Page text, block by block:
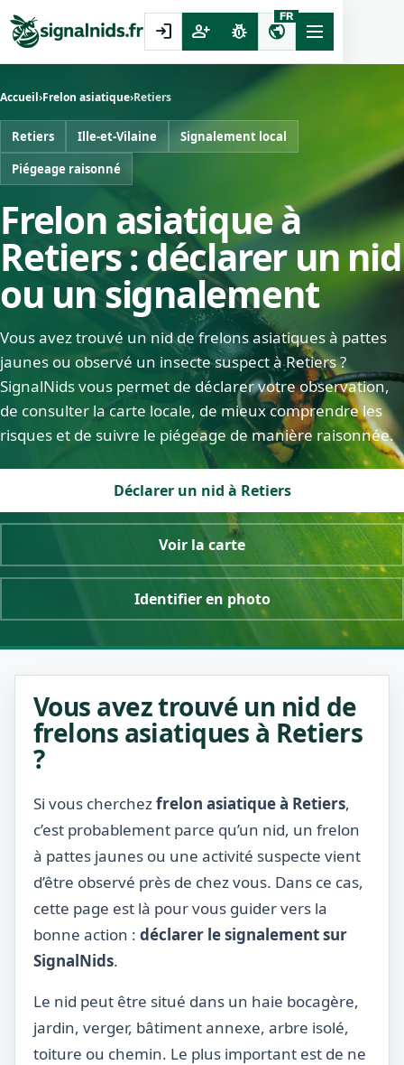
login person_add pest_control public
FR
Accueil›Frelon asiatique›Retiers
Retiers Ille-et-Vilaine
Signalement local
Piégeage raisonné
Frelon asiatique à
Retiers : déclarer un nid
ou un signalement
Vous avez trouvé un nid de frelons asiatiques à pattes
jaunes ou observé un insecte suspect à Retiers ?
SignalNids vous permet de déclarer votre observation,
de consulter la carte locale, de mieux comprendre les
risques et de suivre le piégeage de manière raisonnée.
Déclarer un nid à Retiers
Voir la carte
Identifier en photo
Vous avez trouvé un nid de
frelons asiatiques à Retiers
?
Si vous cherchezfrelon asiatique à Retiers,
c’est probablement parce qu’un nid, un frelon
à pattes jaunes ou une activité suspecte vient
d’être observé près de chez vous. Dans ce cas,
cette page est là pour vous guider vers la
bonne action : déclarer le signalement sur
SignalNids.
Le nid peut être situé dans un haie bocagère,
jardin, verger, bâtiment annexe, arbre isolé,
toiture ou chemin. Le plus important est de ne